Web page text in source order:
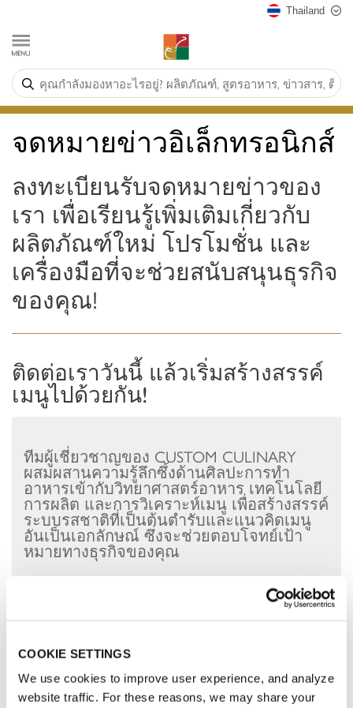
COOKIE SETTINGS
We use cookies to improve user experience, and analyze
website traffic. For these reasons, we may share your
Thailand
จดหมายข่าวอิเล็กทรอนิกส์
ลงทะเบียนรับจดหมายข่าวของ
เรา เพื่อเรียนรู้เพิ่มเติมเกี่ยวกับ
ผลิตภัณฑ์ใหม่ โปรโมชั่น และ
เครื่องมือที่จะช่วยสนับสนุนธุรกิจ
ของคุณ!
ติดต่อเราวันนี้ แล้วเริ่มสร้างสรรค์
เมนูไปด้วยกัน!
ทีมผู้เชี่ยวชาญของ CUSTOM CULINARY
ผสมผสานความรู้ลึกซึ้งด้านศิลปะการทำ
อาหารเข้ากับวิทยาศาสตร์อาหาร เทคโนโลยี
การผลิต และการวิเคราะห์เมนู เพื่อสร้างสรรค์
ระบบรสชาติที่เป็นต้นตำรับและแนวคิดเมนู
อันเป็นเอกลักษณ์ ซึ่งจะช่วยตอบโจทย์เป้า
หมายทางธุรกิจของคุณ
E-mail*: